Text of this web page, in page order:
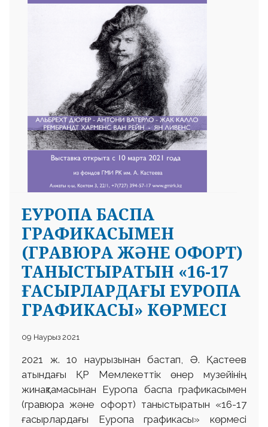
ЕУРОПА БАСПА
ГРАФИКАСЫМЕН
(ГРАВЮРА ЖӘНЕ ОФОРТ)
ТАНЫСТЫРАТЫН «16-17
ҒАСЫРЛАРДАҒЫ ЕУРОПА
ГРАФИКАСЫ» КӨРМЕСІ
09 Наурыз 2021
2021 ж. 10 наурызынан бастап, Ә. Қастеев
атындағы ҚР Мемлекеттік өнер музейінің
жинақтамасынан Еуропа баспа графикасымен
(гравюра және офорт) таныстыратын «16-17
ғасырлардағы Еуропа графикасы» көрмесі